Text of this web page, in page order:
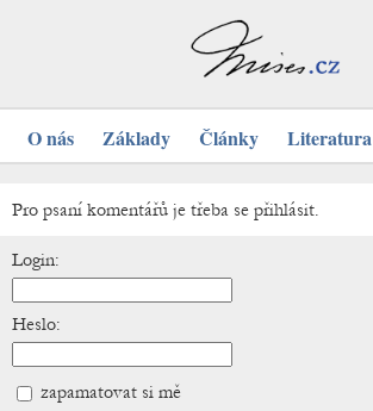
O nás Základy Články Literatura
Pro psaní komentářů je třeba se přihlásit.
Login:
Heslo:
zapamatovat si mě